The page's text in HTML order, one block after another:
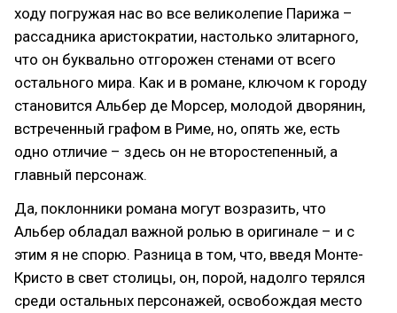
ходу погружая нас во все великолепие Парижа –
рассадника аристократии, настолько элитарного,
что он буквально отгорожен стенами от всего
остального мира. Как и в романе, ключом к городу
становится Альбер де Морсер, молодой дворянин,
встреченный графом в Риме, но, опять же, есть
одно отличие – здесь он не второстепенный, а
главный персонаж.
Да, поклонники романа могут возразить, что
Альбер обладал важной ролью в оригинале – и с
этим я не спорю. Разница в том, что, введя Монте-
Кристо в свет столицы, он, порой, надолго терялся
среди остальных персонажей, освобождая место